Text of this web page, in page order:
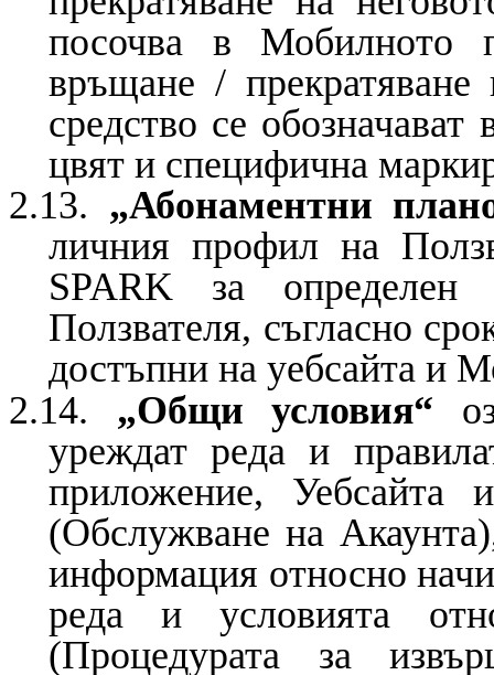
посочва в Мобилното
връщане /
средство се
цвят и специфична
2.13. „Абонаментни
личния профил на
SPARK за
Ползвателя, съгласно
достъпни на уебсайта и
2.14. „Общи условия“
уреждат реда и
приложение, Уебсайта
(Обслужване на
информация относно
реда и условията
(Процедурата за